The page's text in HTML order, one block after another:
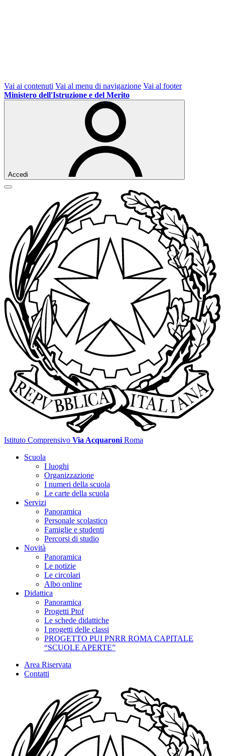
Vai ai contenuti Vai al menu di navigazione Vai al footer
Ministero dell'Istruzione e del Merito
Accedi
Istituto Comprensivo Via Acquaroni Roma
Scuola
I luoghi
Organizzazione
I numeri della scuola
Le carte della scuola
Servizi
Panoramica
Personale scolastico
Famiglie e studenti
Percorsi di studio
Novità
Panoramica
Le notizie
Le circolari
Albo online
Didattica
Panoramica
Progetti Ptof
Le schede didattiche
I progetti delle classi
PROGETTO PUI PNRR ROMA CAPITALE
“SCUOLE APERTE”
Area Riservata
Contatti